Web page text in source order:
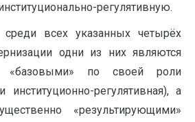
регулятивную.
всех указанных четырёх
одни из них являются
«базовыми» по своей роли
институционно-регулятивная), а
«результирующими»